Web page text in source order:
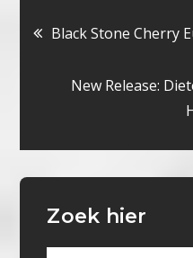
Bericht
Black Stone Cherry
New Release:
Zoek hier